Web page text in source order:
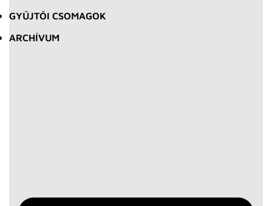
GYŰJTŐI CSOMAGOK
ARCHÍVUM